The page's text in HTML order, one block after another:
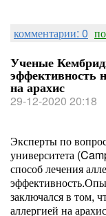
комментарии: 0
Ученые
эффективность
на арахис
29-12-2020 20:18
Эксперты по
университета
способ лечения
заключался в том,
аллергией на